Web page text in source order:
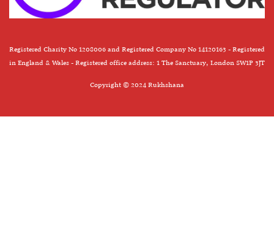
Registered Charity No 1208006 and Registered Company No 14120163 - Registered
in England & Wales - Registered office address: 1 The Sanctuary, London SW1P 3JT
Copyright © 2024 Rukhshana